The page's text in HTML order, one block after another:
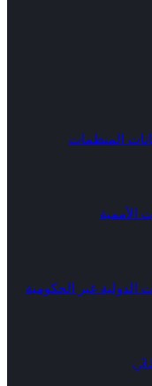
المنظمات
الأممية
الدولية غير الحكومية